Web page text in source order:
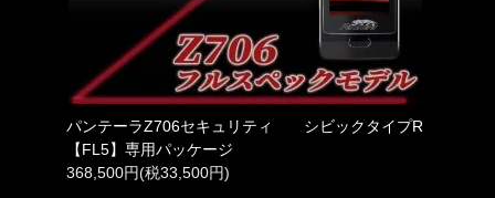
パンテーラZ706セキュリティ シビックタイプR
【FL5】専用パッケージ
368,500円(税33,500円)